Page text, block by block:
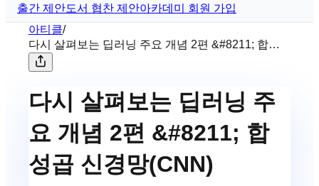
출간 제안도서 협찬 제안아카데미 회원 가입
아티클/
다시 살펴보는 딥러닝 주요 개념 2편 &#8211; 합성
곱 신경망(CNN)
다시 살펴보는 딥러닝 주
요 개념 2편 &#8211; 합
성곱 신경망(CNN)